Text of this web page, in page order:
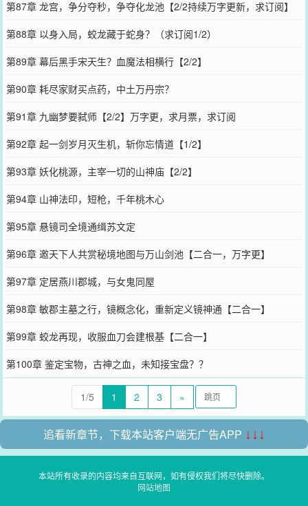
第87章 龙宫，争分夺秒，争夺化龙池【2/2持续万字更新，求订阅】
第88章 以身入局，蛟龙藏于蛇身？（求订阅1/2）
第89章 幕后黑手宋天生？血魔法相横行【2/2】
第90章 耗尽家财买点药，中土万丹宗？
第91章 九幽梦要弑师【2/2】万字更，求月票，求订阅
第92章 起一剑岁月灭生机，斩你忘情道【1/2】
第93章 妖化桃源，主宰一切的山神庙【2/2】
第94章 山神法印，短枪，千年桃木心
第95章 悬镜司全境通缉苏文定
第96章 邀天下人共赏秘境地图与万山剑池【二合一，万字更】
第97章 定居燕川郡城，与女鬼同屋
第98章 敏郡主墓之行，镜概念化，重新定义镜神通【二合一】
第99章 蛟龙再现，收服血刀会建根基【二合一】
第100章 鉴定宝物，古神之血，未知接宝盘？？
1/5 1 2 3 »
追看新章节，下载本站客户端无广告APP ↓↓↓
本站所有收录的内容均来自互联网，如有侵权我们将尽快删除。
网站地图